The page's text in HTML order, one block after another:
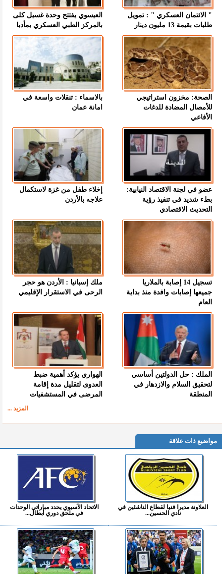
" الائتمان العسكري " : تمويل
طلبات بقيمة 13 مليون دينار
العيسوي يفتتح وحدة غسيل كلى
بالمركز الطبي العسكري بمأدبا
الصحة: مخزون استراتيجي
للأمصال المضادة للدغات
الأفاعي
بالاسماء : تنقلات واسعة في
امانة عمان
عضو في لجنة الاقتصاد النيابية:
بطء شديد في تنفيذ رؤية
التحديث الاقتصادي
إخلاء طفل من غزة لاستكمال
علاجه بالأردن
تسجيل 14 إصابة بالملاريا
جميعها إصابات وافدة منذ بداية
العام
ملك إسبانيا : الأردن هو حجر
الرحى في الاستقرار الإقليمي
الملك : حل الدولتين أساسي
لتحقيق السلام والازدهار في
المنطقة
الهواري يؤكد أهمية ضبط
العدوى لتقليل مدة إقامة
المرضى في المستشفيات
المزيد ...
مواضيع ذات علاقة
العلاونة مديرا فنيا لقطاع الناشئين في
نادي الحسين...
الاتحاد الآسيوي يحدد مباراتي الوحدات
في ملحق دوري أبطال...